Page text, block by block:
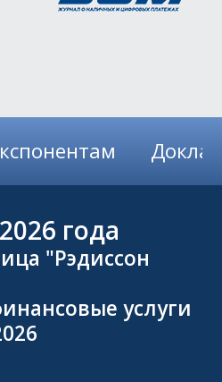
года
"Рэдиссон
услуги